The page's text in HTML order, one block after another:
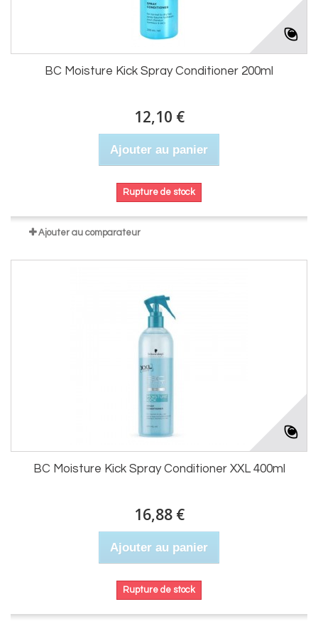
BC Moisture Kick Spray Conditioner 200ml
12,10 €
Ajouter au panier
Rupture de stock
Ajouter au comparateur
BC Moisture Kick Spray Conditioner XXL 400ml
16,88 €
Ajouter au panier
Rupture de stock